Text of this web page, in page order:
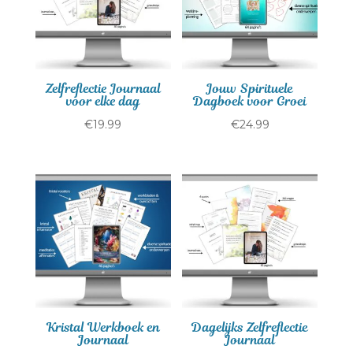
Zelfreflectie Journaal
voor elke dag
€19.99
Jouw Spirituele
Dagboek voor Groei
€24.99
Kristal Werkboek en
Journaal
Dagelijks Zelfreflectie
Journaal